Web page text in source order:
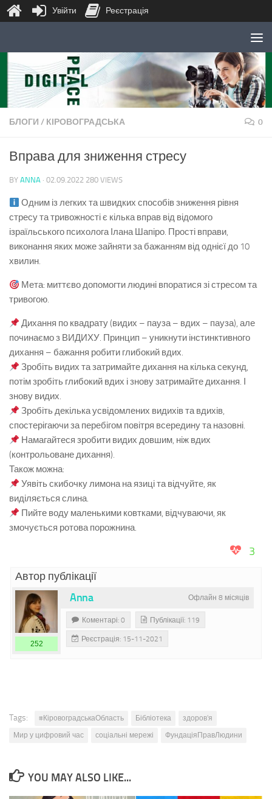
Skip to content
БЛОГИ / КІРОВОГРАДСЬКА 0
Вправа для зниження стресу
BY ANNA · 02.09.2022 280 VIEWS
Одним із легких та швидких способів зниження рівня
стресу та тривожності є кілька вправ від відомого
ізраїльського психолога Ілана Шапіро. Прості вправи,
виконання яких може зайняти за бажанням від однієї до 10
хвилин.
Мета: миттєво допомогти людині впоратися зі стресом та
тривогою.
Дихання по квадрату (видих – пауза – вдих – пауза), але
починаємо з ВИДИХУ. Принцип – уникнути інстинктивного
дихання – бажання робити глибокий вдих.
Зробіть видих та затримайте дихання на кілька секунд,
потім зробіть глибокий вдих і знову затримайте дихання. І
знову видих.
Зробіть декілька усвідомлених видихів та вдихів,
спостерігаючи за перебігом повітря всередину та назовні.
Намагайтеся зробити видих довшим, ніж вдих
(контрольоване дихання).
Також можна:
Уявіть скибочку лимона на язиці та відчуйте, як
виділяється слина.
Пийте воду маленькими ковтками, відчуваючи, як
змочується ротова порожнина.
3
Автор публікації
Офлайн 8 місяців
Anna
252
Коментарі: 0 Публікації: 119
Реєстрація: 15-11-2021
Tags: #КіровоградськаОбласть Бібліотека
здоров'я
Мир у цифровий час
соціальні мережі ФундаціяПравЛюдини
YOU MAY ALSO LIKE...
Увійти Реєстрація